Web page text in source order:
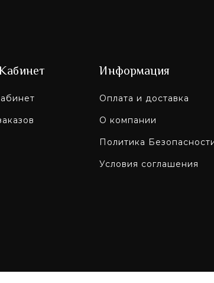
Информация
Оплата и доставка
О компании
Политика
Условия соглашения